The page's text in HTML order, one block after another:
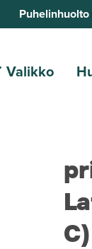
Valikko